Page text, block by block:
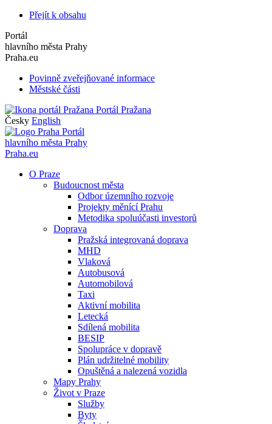
Přejít k obsahu
Portál
hlavního města Prahy
Praha.eu
Povinně zveřejňované informace
Městské části
Portál Pražana
Česky English
Portál
hlavního města Prahy
Praha.eu
O Praze
Budoucnost města
Odbor územního rozvoje
Projekty měnící Prahu
Metodika spoluúčasti investorů
Doprava
Pražská integrovaná doprava
MHD
Vlaková
Autobusová
Automobilová
Taxi
Aktivní mobilita
Letecká
Sdílená mobilita
BESIP
Spolupráce v dopravě
Plán udržitelné mobility
Opuštěná a nalezená vozidla
Mapy Prahy
Život v Praze
Služby
Byty